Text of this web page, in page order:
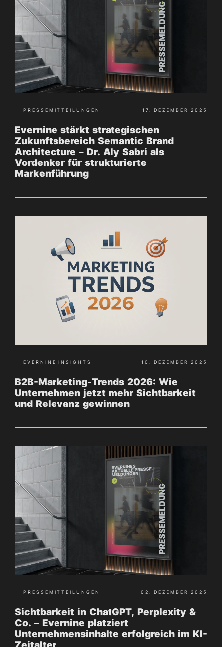
Evernine stärkt strategischen
Zukunftsbereich Semantic Brand
Architecture – Dr. Aly Sabri als
Vordenker für strukturierte
Markenführung
PRESSEMITTEILUNGEN 17. DEZEMBER 2025
B2B-Marketing-Trends 2026: Wie
Unternehmen jetzt mehr Sichtbarkeit
und Relevanz gewinnen
EVERNINE INSIGHTS 10. DEZEMBER 2025
Sichtbarkeit in ChatGPT, Perplexity &
Co. – Evernine platziert
Unternehmensinhalte erfolgreich im KI-
Zeitalter
PRESSEMITTEILUNGEN 02. DEZEMBER 2025